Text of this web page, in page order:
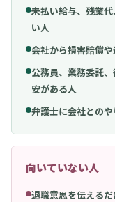
未払い給与、残業
い人
会社から損害賠償
公務員、業務委託
安がある人
弁護士に会社との
向いていない人
退職意思を伝える